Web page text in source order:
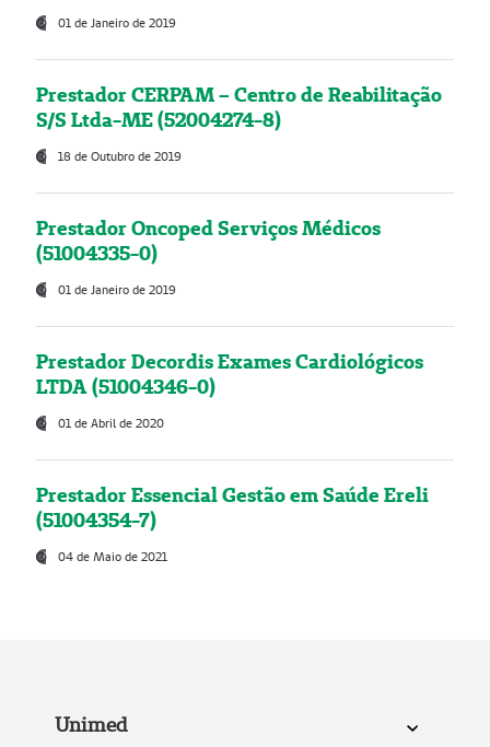
01 de Janeiro de 2019
Prestador CERPAM – Centro de Reabilitação
S/S Ltda-ME (52004274-8)
18 de Outubro de 2019
Prestador Oncoped Serviços Médicos
(51004335-0)
01 de Janeiro de 2019
Prestador Decordis Exames Cardiológicos
LTDA (51004346-0)
01 de Abril de 2020
Prestador Essencial Gestão em Saúde Ereli
(51004354-7)
04 de Maio de 2021
Unimed